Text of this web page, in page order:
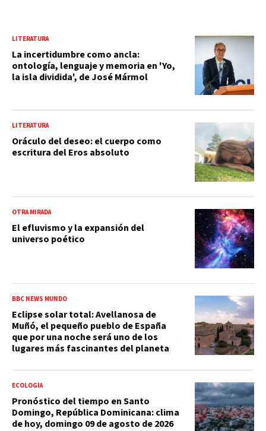
LITERATURA
La incertidumbre como ancla:
ontología, lenguaje y memoria en 'Yo,
la isla dividida', de José Mármol
LITERATURA
Oráculo del deseo: el cuerpo como
escritura del Eros absoluto
OTRA MIRADA
El efluvismo y la expansión del
universo poético
BBC NEWS MUNDO
Eclipse solar total: Avellanosa de
Muñó, el pequeño pueblo de España
que por una noche será uno de los
lugares más fascinantes del planeta
ECOLOGÍA
Pronóstico del tiempo en Santo
Domingo, República Dominicana: clima
de hoy, domingo 09 de agosto de 2026